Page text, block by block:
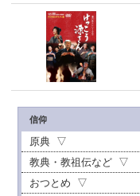
信仰
原典
教典・教祖伝など
おつとめ